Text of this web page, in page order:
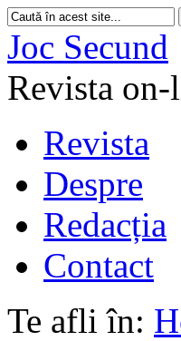
Joc Secund
Revista
Revista
Despre
Redacția
Contact
Te afli în: